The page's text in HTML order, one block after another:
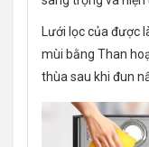
Lưới lọc của được
mùi bằng Than
thùa sau khi đun